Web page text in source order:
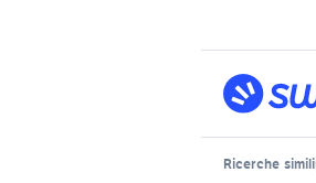
Ricerche simili